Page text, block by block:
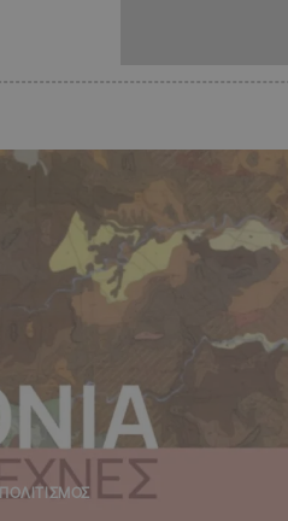
ΠΟΛΙΤΙΣΜΟΣ